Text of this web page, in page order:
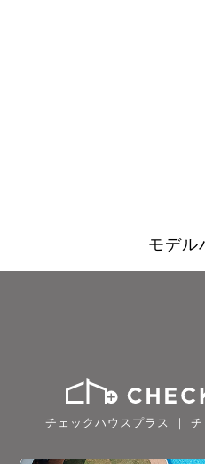
モデル
チェックハウスプラス ｜